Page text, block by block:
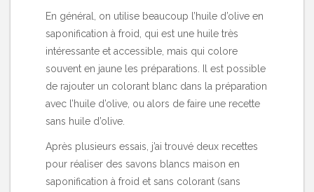
En général, on utilise beaucoup l’huile d’olive en
saponification à froid, qui est une huile très
intéressante et accessible, mais qui colore
souvent en jaune les préparations. Il est possible
de rajouter un colorant blanc dans la préparation
avec l’huile d’olive, ou alors de faire une recette
sans huile d’olive.
Après plusieurs essais, j’ai trouvé deux recettes
pour réaliser des savons blancs maison en
saponification à froid et sans colorant (sans